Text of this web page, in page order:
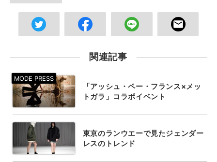
関連記事
「アッシュ・ペー・フランス×メッ
トガラ」コラボイベント
東京のランウエーで見たジェンダー
レスのトレンド